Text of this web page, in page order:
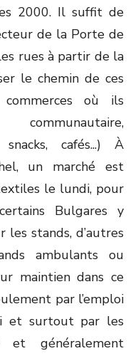
2000. Il suffit de
de la Porte de
rues à partir de la
le chemin de ces
où ils
cafés...) À
un marché est
le lundi, pour
Bulgares y
stands, d’autres
ambulants ou
maintien dans ce
par l’emploi
et surtout par les
et généralement